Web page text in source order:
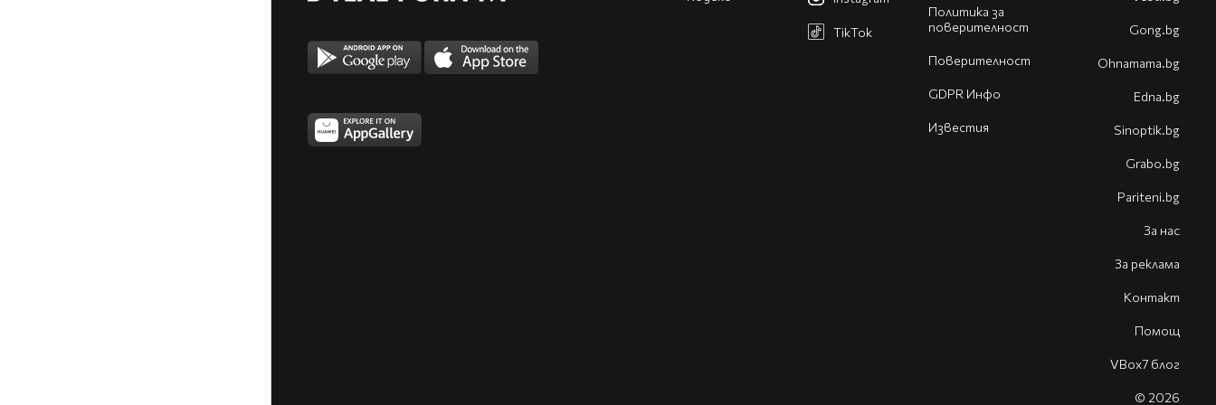
Политика за
поверителност
Поверителност
GDPR Инфо
Известия
TikTok Gong.bg
Оhnamama.bg
Edna.bg
Sinoptik.bg
Grabo.bg
Pariteni.bg
За нас
За реклама
Контакт
Помощ
VBox7 блог
© 2026